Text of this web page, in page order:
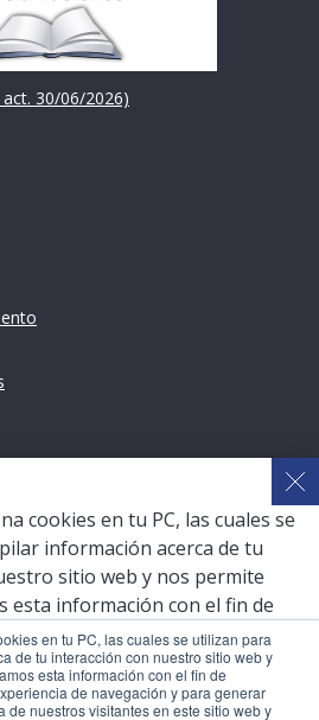
en tu PC, las cuales se utilizan para
de tu interacción con nuestro sitio web y
esta información con el fin de
de navegación y para generar
de nuestros visitantes en este sitio web y
30/06/2026)
(SGA)
cookies en tu PC, las cuales se
información acerca de tu
sitio web y nos permite
esta información con el fin de
tu experiencia de navegación y
y métricas acerca de nuestros
sitio web y otros medios de